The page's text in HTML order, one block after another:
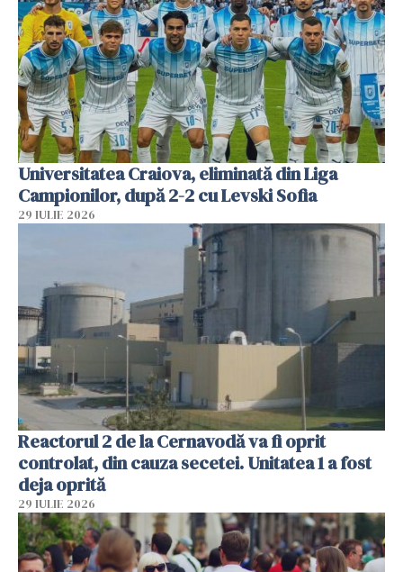
Universitatea Craiova, eliminată din Liga
Campionilor, după 2-2 cu Levski Sofia
29 IULIE 2026
Reactorul 2 de la Cernavodă va fi oprit
controlat, din cauza secetei. Unitatea 1 a fost
deja oprită
29 IULIE 2026